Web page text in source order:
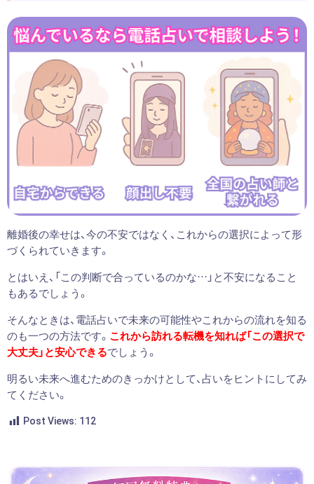
離婚後の幸せは、今の不安ではなく、これからの選択によって形
づくられていきます。
とはいえ、「この判断で合っているのかな…」と不安になること
もあるでしょう。
そんなときは、電話占いで未来の可能性やこれからの流れを知る
のも一つの方法です。 これから訪れる転機を知れば「この選択で
大丈夫」と安心できるでしょう。
明るい未来へ進むためのきっかけとして、占いをヒントにしてみ
てください。
Post Views: 112